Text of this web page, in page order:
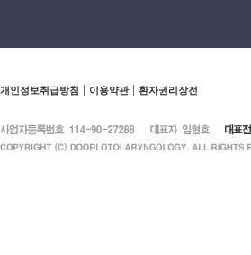
개인정보취급방침 이용약관 환자권리장전